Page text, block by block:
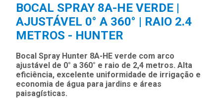
BOCAL SPRAY 8A-HE VERDE |
AJUSTÁVEL 0° A 360° | RAIO 2.4
METROS - HUNTER
Bocal Spray Hunter 8A-HE verde com arco
ajustável de 0° a 360° e raio de 2,4 metros. Alta
eficiência, excelente uniformidade de irrigação e
economia de água para jardins e áreas
paisagísticas.